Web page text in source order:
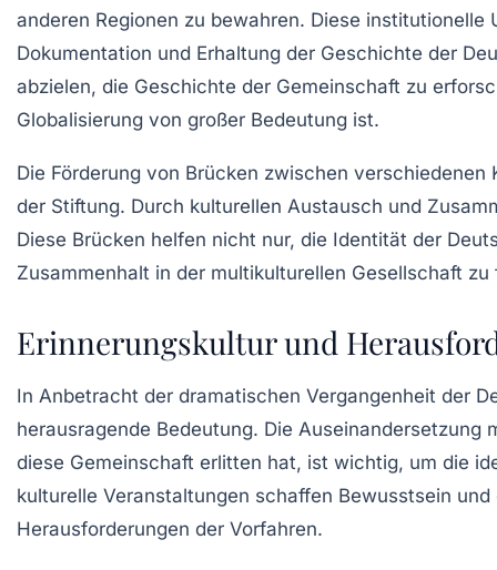
anderen Regionen zu bewahren. Diese
Dokumentation und Erhaltung der Geschichte der
abzielen, die Geschichte der Gemeinschaft zu
Globalisierung von großer Bedeutung ist.
Die Förderung von Brücken zwischen
der Stiftung. Durch kulturellen Austausch und
Diese Brücken helfen nicht nur, die Identität der
Zusammenhalt in der multikulturellen Gesellschaft zu
Erinnerungskultur und
In Anbetracht der dramatischen Vergangenheit der
herausragende Bedeutung. Die
diese Gemeinschaft erlitten hat, ist wichtig, um die
kulturelle Veranstaltungen schaffen Bewusstsein
Herausforderungen der Vorfahren.